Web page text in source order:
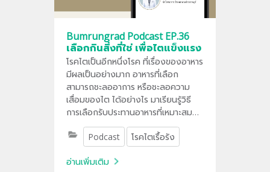
Bumrungrad Podcast EP.36
เลือกกินสิ่งที่ใช่ เพื่อไตแข็งแรง
โรคไตเป็นอีกหนึ่งโรค ที่เรื่องของอาหาร
มีผลเป็นอย่างมาก อาหารที่เลือก
สามารถชะลออาการ หรือชะลอความ
เสื่อมของไต ได้อย่างไร มาเรียนรู้วิธี
การเลือกรับประทานอาหารที่เหมาะสม
เพื่อดูแลสุขภาพไตของคุณให้ strong
ไปนานๆ กันค่ะ
Podcast โรคไตเรื้อรัง
อ่านเพิ่มเติม